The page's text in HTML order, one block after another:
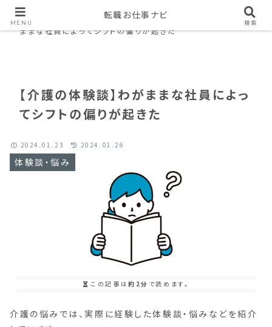
体験談・悩み
【介護の体験談】わが
ままな社員によってシフトの偏りが起きた
【介護の体験談】わがままな社員によっ
てシフトの偏りが起きた
体験談・悩み
2024.01.23 2024.01.26
この記事は約2分 で読めます。
介護の悩みでは、実際に経験した体験談・悩みなどを紹介
MENU
転職お仕事ナビ
検索